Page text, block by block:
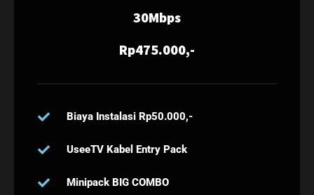
30Mbps
Rp475.000,-
Biaya Instalasi Rp50.000,-
UseeTV Kabel Entry Pack
Minipack BIG COMBO